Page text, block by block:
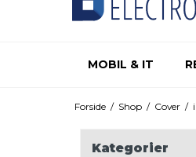
MOBIL & IT
Forside / Shop / Cover /
Kategorier